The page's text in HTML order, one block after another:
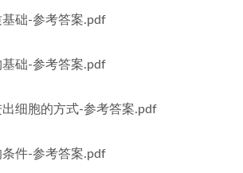
础-参考答案.pdf
础-参考答案.pdf
细胞的方式-参考答案.pdf
件-参考答案.pdf